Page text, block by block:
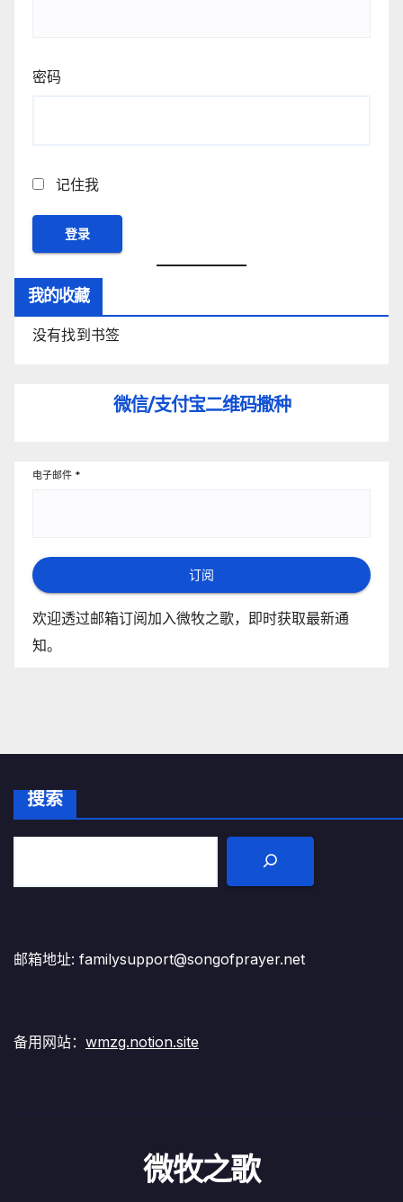
密码
记住我
我的收藏
没有找到书签
微信/支付宝二维码撒种
电子邮件 *
订阅
欢迎透过邮箱订阅加入微牧之歌，即时获取最新通
知。
搜索
邮箱地址: familysupport@songofprayer.net
备用网站： wmzg.notion.site
微牧之歌